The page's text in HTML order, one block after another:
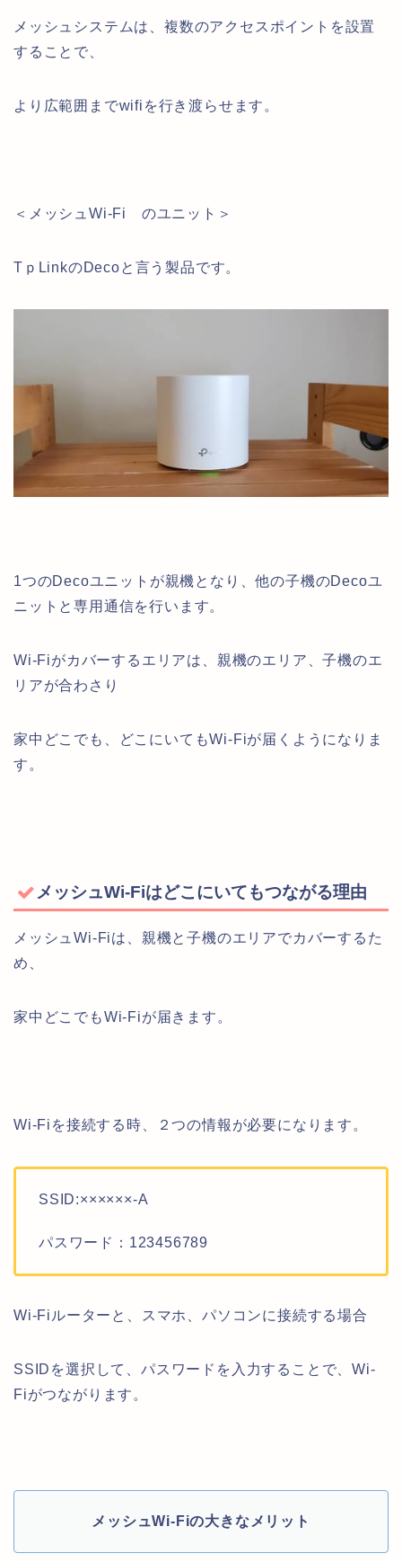
メッシュシステムは、複数のアクセスポイントを設置
することで、
より広範囲までwifiを行き渡らせます。
＜メッシュWi-Fi のユニット＞
TｐLinkのDecoと言う製品です。
1つのDecoユニットが親機となり、他の子機のDecoユ
ニットと専用通信を行います。
Wi-Fiがカバーするエリアは、親機のエリア、子機のエ
リアが合わさり
家中どこでも、どこにいてもWi-Fiが届くようになりま
す。
メッシュWi-Fiはどこにいてもつながる理由
メッシュWi-Fiは、親機と子機のエリアでカバーするた
め、
家中どこでもWi-Fiが届きます。
Wi-Fiを接続する時、２つの情報が必要になります。
SSID:××××××-A
パスワード：123456789
Wi-Fiルーターと、スマホ、パソコンに接続する場合
SSIDを選択して、パスワードを入力することで、Wi-
Fiがつながります。
メッシュWi-Fiの大きなメリット